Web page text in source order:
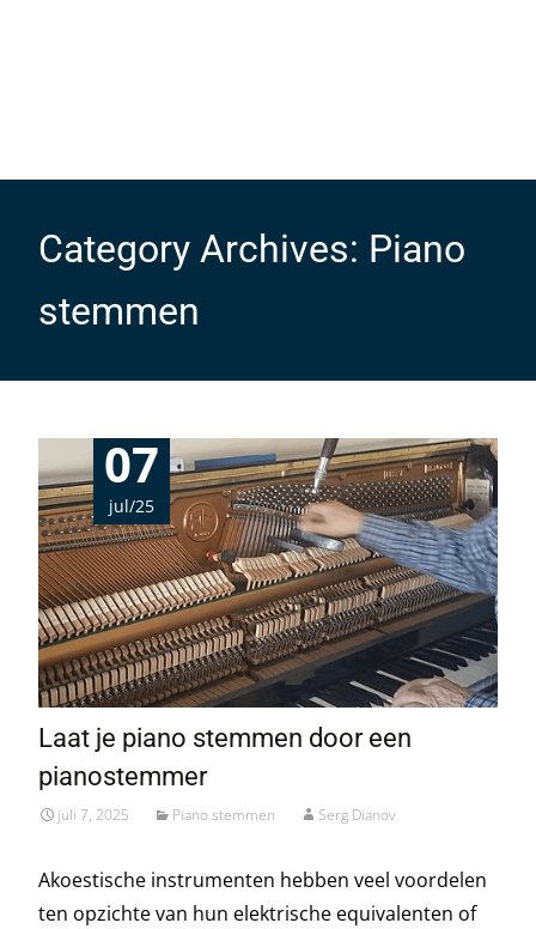
Category Archives: Piano
stemmen
07
jul/25
Laat je piano stemmen door een
pianostemmer
juli 7, 2025 Piano stemmen Serg Dianov
Akoestische instrumenten hebben veel voordelen
ten opzichte van hun elektrische equivalenten of